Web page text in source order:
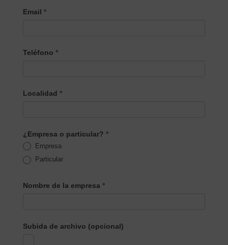
Email *
Teléfono *
Localidad *
¿Empresa o particular? *
Empresa
Particular
Nombre de la empresa *
Subida de archivo (opcional)